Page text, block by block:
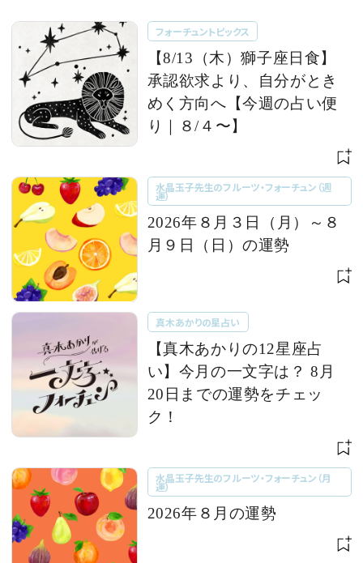
フォーチュントピックス
【8/13（木）獅子座日食】
承認欲求より、自分がとき
めく方向へ【今週の占い便
り｜８/４〜】
水晶玉子先生のフルーツ・フォーチュン（週
運）
2026年８月３日（月）～８
月９日（日）の運勢
真木あかりの星占い
【真木あかりの12星座占
い】今月の一文字は？ 8月
20日までの運勢をチェッ
ク！
水晶玉子先生のフルーツ・フォーチュン（月
運）
2026年８月の運勢